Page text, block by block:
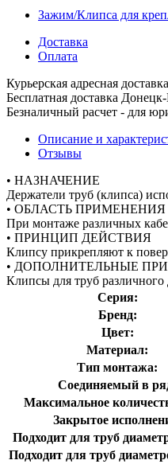
Зажим/Клипса для
Доставка
Оплата
Курьерская адресная
Бесплатная доставка
Безналичный расчет - для
Описание и
Отзывы
• НАЗНАЧЕНИЕ
Держатели труб (клипса)
• ОБЛАСТЬ ПРИМЕНЕНИЯ
При монтаже различных
• ПРИНЦИП ДЕЙСТВИЯ
Клипсу прикрепляют к
• ДОПОЛНИТЕЛЬНЫЕ
Клипсы для труб различного
Серия:
Бренд:
Цвет:
Материал:
Тип монтажа:
Соединяемый в
Максимальное
Закрытое
Подходит для труб
Подходит для труб